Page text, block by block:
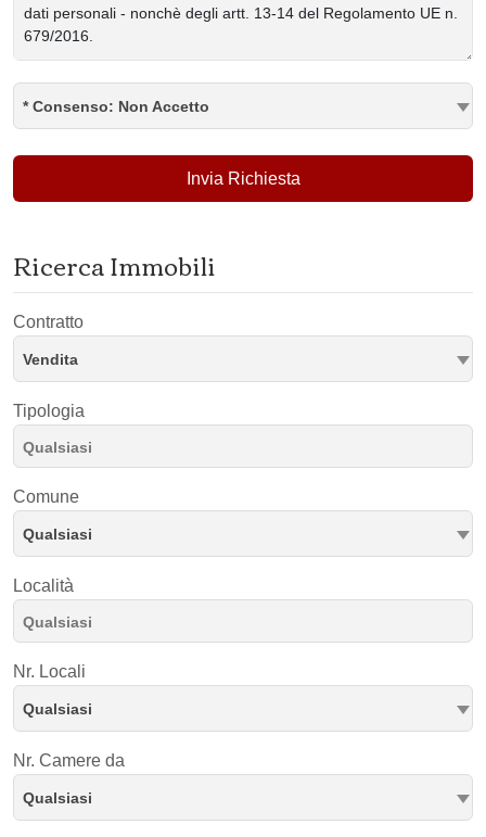
* Consenso: Non Accetto
Invia Richiesta
Ricerca Immobili
Contratto
Vendita
Tipologia
Comune
Qualsiasi
Località
Nr. Locali
Qualsiasi
Nr. Camere da
Qualsiasi